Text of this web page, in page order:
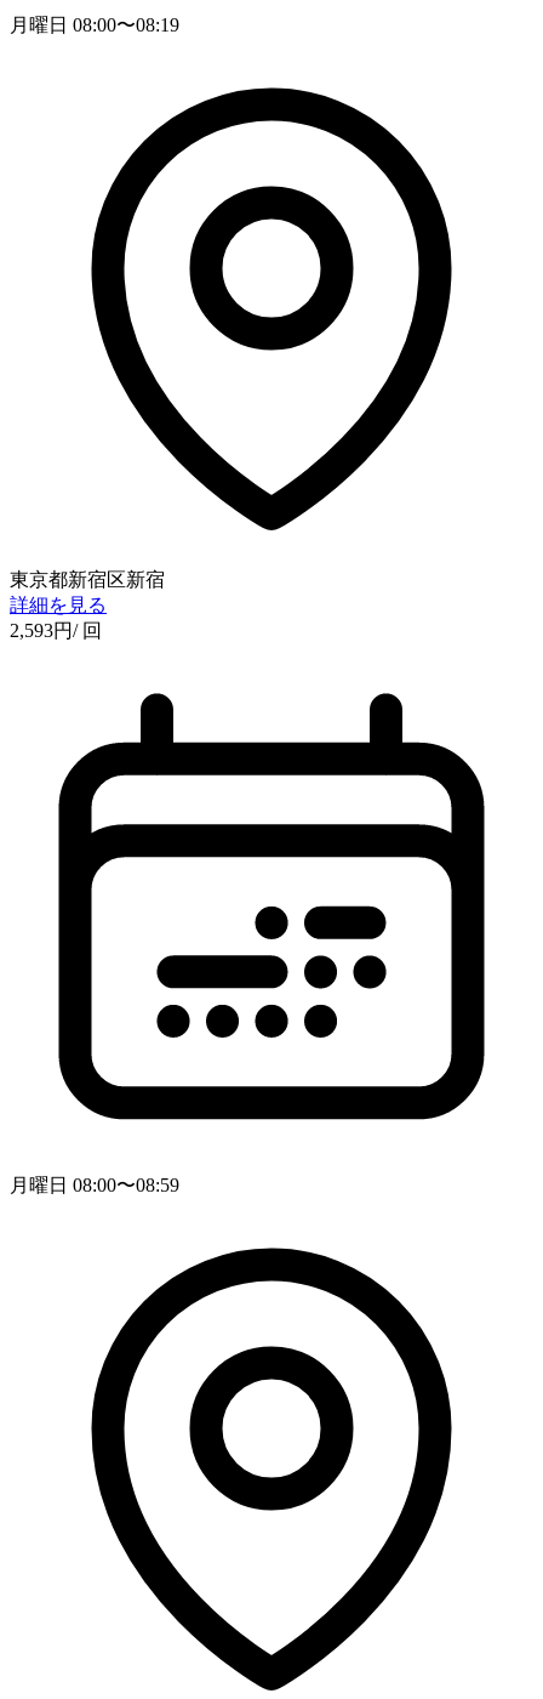
月曜日 08:00〜08:19
東京都新宿区新宿
詳細を見る
2,593円/ 回
月曜日 08:00〜08:59